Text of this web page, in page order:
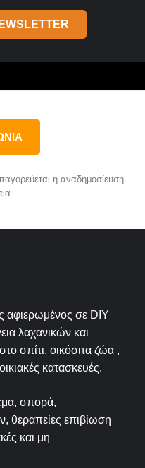
η αναδημοσίευση
αφιερωμένος σε DIY
λαχανικών και
σπίτι, οικόσιτα ζώα ,
κατασκευές.
σπορά,
θεραπείες επιβίωση
και μη